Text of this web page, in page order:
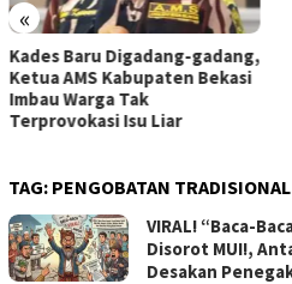
«
Kades Baru Digadang-gadang,
Ketua AMS Kabupaten Bekasi
Imbau Warga Tak
Terprovokasi Isu Liar
TAG: PENGOBATAN TRADISIONAL
VIRAL! “Baca-
Disorot MUI!,
Desakan